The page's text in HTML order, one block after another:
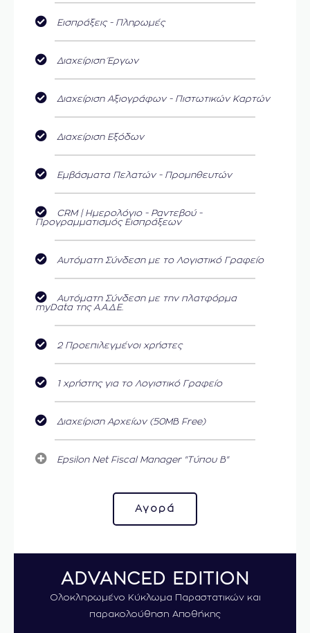
Εισπράξεις - Πληρωμές
Διαχείριση Έργων
Διαχείριση Αξιογράφων - Πιστωτικών Καρτών
Διαχείριση Εξόδων
Εμβάσματα Πελατών - Προμηθευτών
CRM | Ημερολόγιο - Ραντεβού -
Προγραμματισμός Εισπράξεων
Αυτόματη Σύνδεση με το Λογιστικό Γραφείο
Αυτόματη Σύνδεση με την πλατφόρμα
myData της Α.Α.Δ.Ε.
2 Προεπιλεγμένοι χρήστες
1 χρήστης για το Λογιστικό Γραφείο
Διαχείριση Αρχείων (50MB Free)
Epsilon Net Fiscal Manager "Τύπου Β"
Αγορά
ADVANCED EDITION
Ολοκληρωμένο Κύκλωμα Παραστατικών και
παρακολούθηση Αποθήκης